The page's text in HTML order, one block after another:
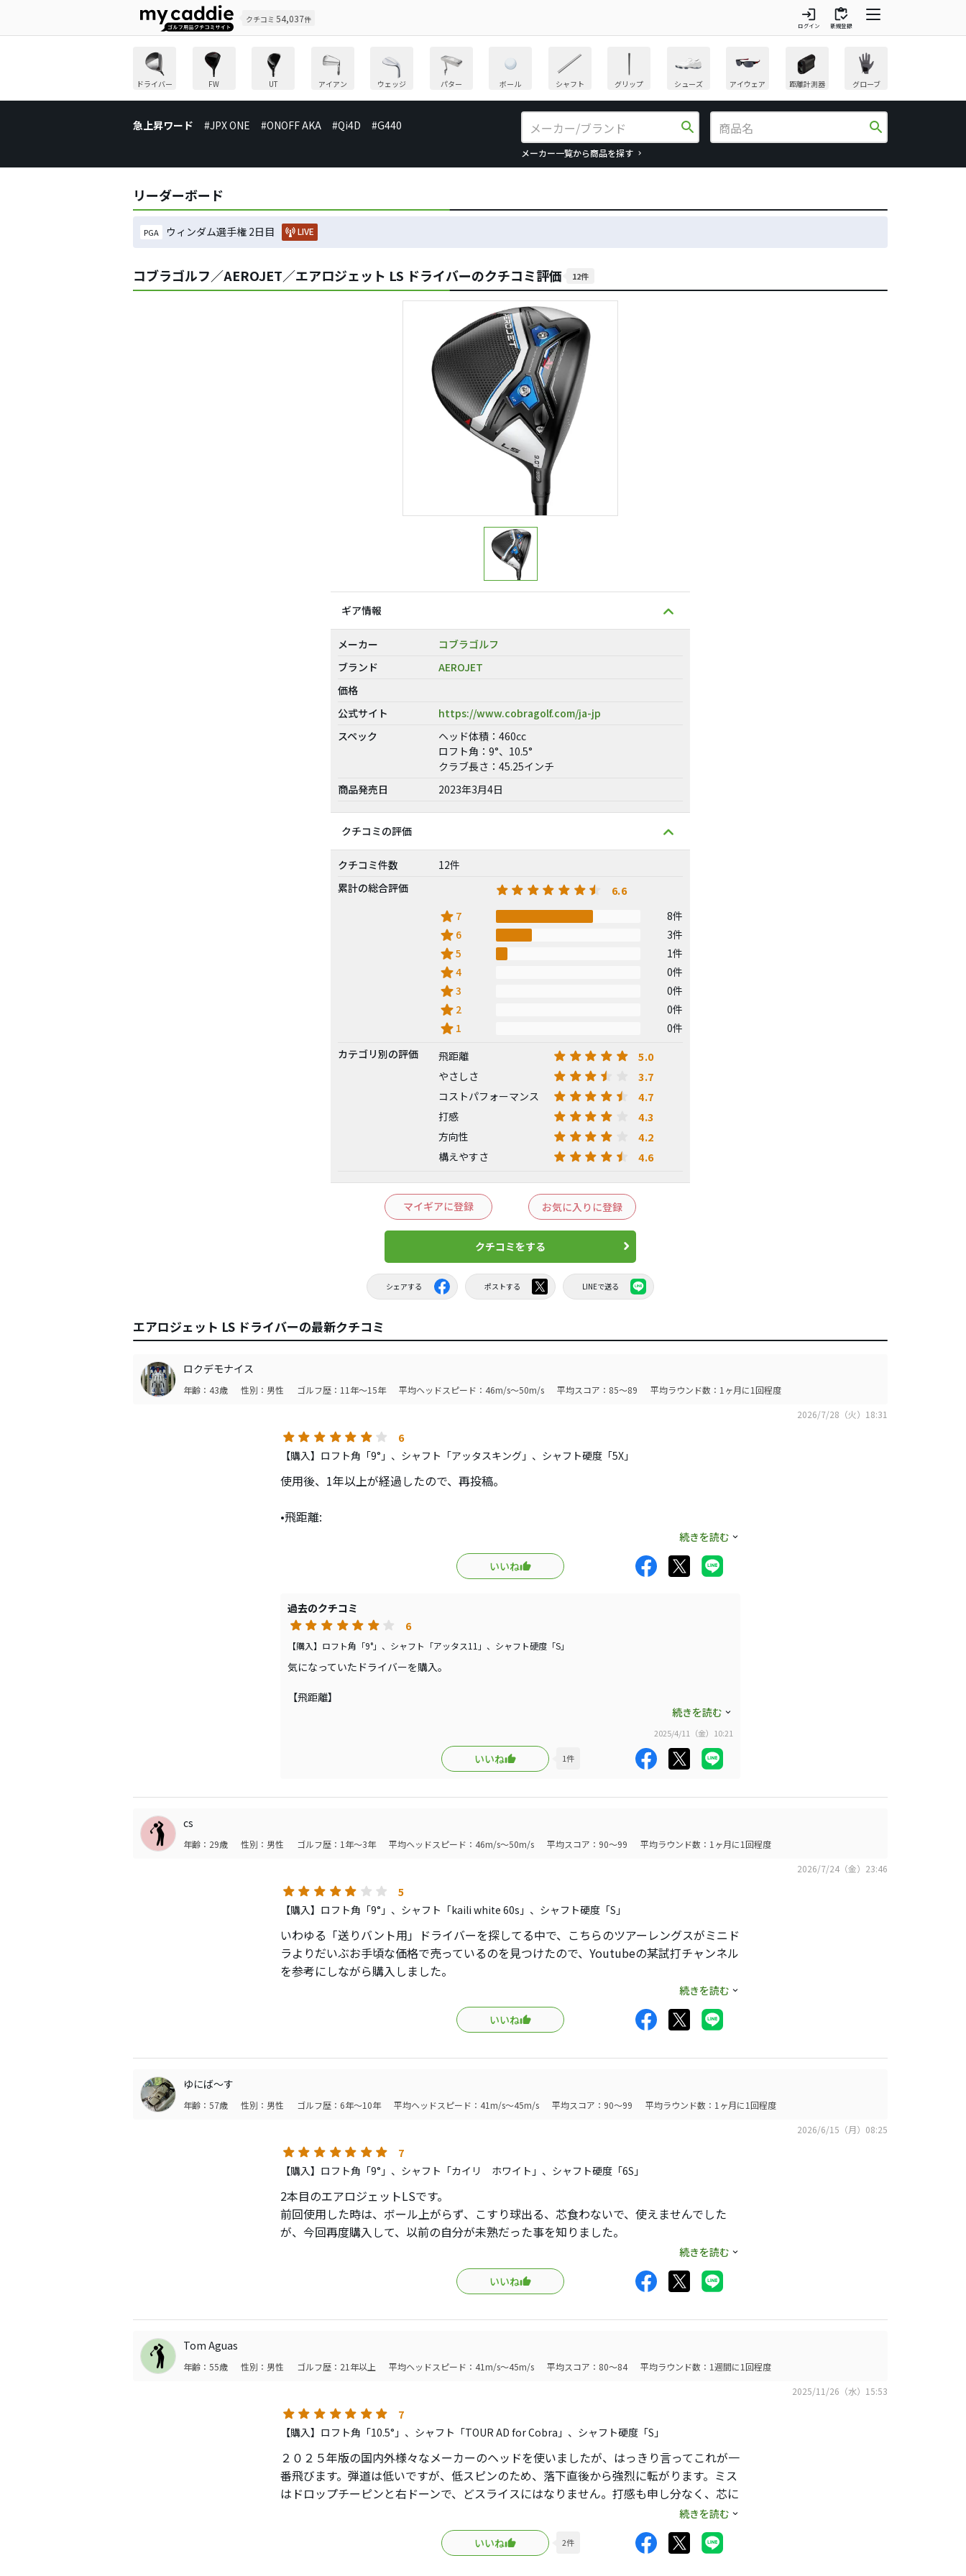
クチコミ 54,037件 login
ログイン
inventory
新規登録
ドライバー FW UT アイアン ウェッジ パター ボール シャフト グリップ シューズ アイウェア 距離計測器 グローブ
急上昇ワード #JPX ONE #ONOFF AKA #Qi4D #G440 search
メーカー一覧から商品を探す
search
リーダーボード
PGA ウィンダム選手権 2日目 LIVE
コブラゴルフ／AEROJET／エアロジェット LS ドライバーのクチコミ評価 12件
ギア情報
メーカー
コブラゴルフ
ブランド
AEROJET
価格
公式サイト
https://www.cobragolf.com/ja-jp
スペック
ヘッド体積：460cc
ロフト角：9°、10.5°
クラブ長さ：45.25インチ
商品発売日
2023年3月4日
クチコミの評価
クチコミ件数
12件
累計の総合評価
6.6
star 7 8件
star 6 3件
star5 1件
star4 0件
star3 0件
star 2 0件
star 1
0件
カテゴリ別の評価
飛距離 5.0
やさしさ 3.7
コストパフォーマンス 4.7
打感 4.3
方向性 4.2
構えやすさ 4.6
マイギアに登録 お気に入りに登録
クチコミをする
シェアする ポストする LINEで送る
エアロジェット LS ドライバーの最新クチコミ
ロクデモナイス
年齢：43歳 性別：男性 ゴルフ歴：11年～15年 平均ヘッドスピード：46m/s～50m/s 平均スコア：85～89
平均ラウンド数：1ヶ月に1回程度
2026/7/28（火）18:31
6
【購入】ロフト角「9°」、シャフト「アッタスキング」、シャフト硬度「5X」
使用後、1年以上が経過したので、再投稿。
•飛距離:
ロースピンなので、キャリーでというより、ラン込みで飛ぶ印象です。夏は下が硬いの
で、どこまでも転がっていきます。
打ち出し角、打ち出し方向はもちろんのことですが、私の場合は球を持ち上げてくれるシ
•やさしさ
購入時にウエイトが3gと13gで球が浮かずに苦労しましたが、11gの別売りウエイトを購
入して、ヒール側に設置した所、それなりに浮いてキャリーが出るようになりました。当
私はヘッドだけで12,000円でした。
•方向性
•構えやすさ
違和感は感じません。
スピン量が多い方は一度使って欲しいドライバーです。
価格も安いので、手は出しやすいと思います。
続きを読む
いいね
過去のクチコミ
6
【購入】ロフト角「9°」、シャフト「アッタス11」、シャフト硬度「S」
気になっていたドライバーを購入。
【飛距離】
上がりやすさ、捕まりやすさをやさしさとするとやさしくはないです。
スピン過多に悩んでる方はドンピシャです。
【コスパ】
気になる人は気になるかな。
スリーブをノーマルで組むと左を気にしないで済みます。ただ右にすっぽ抜けるような球も出ない
ので、方向性は素晴らしいです。
3ラウンドしてOB無しと自信を持ってオススメ出来るドライバーです。
続きを読む
2025/4/11（金）10:21
いいね 1件
cs
年齢：29歳 性別：男性 ゴルフ歴：1年～3年 平均ヘッドスピード：46m/s～50m/s 平均スコア：90～99
平均ラウンド数：1ヶ月に1回程度
2026/7/24（金）23:46
5
【購入】ロフト角「9°」、シャフト「kaili white 60s」、シャフト硬度「S」
いわゆる「送りバント用」ドライバーを探してる中で、こちらのツアーレングスがミニド
ラよりだいぶお手頃な価格で売っているのを見つけたので、Youtubeの某試打チャンネル
を参考にしながら購入しました。
あのチャンネルではツアーレングスなら扱いやすいという評価をされていましたが、私に
買ったままのスタンダードな状態ではチーピン連発だったのでウエイト位置を入れ替え、
た。
りました。
さ故だと思います。それとサイドスピンも少ないようで、打ち出した方向に真っ直ぐ飛び
ます。
シャフトはUS仕様のもので、かなりしっかりしてます。
あとはコースに出てみてどうなるかですね。
続きを読む
いいね
ゆにば〜す
年齢：57歳 性別：男性 ゴルフ歴：6年～10年 平均ヘッドスピード：41m/s～45m/s 平均スコア：90～99
平均ラウンド数：1ヶ月に1回程度
2026/6/15（月）08:25
7
【購入】ロフト角「9°」、シャフト「カイリ ホワイト」、シャフト硬度「6S」
2本目のエアロジェットLSです。
前回使用した時は、ボール上がらず、こすり球出る、芯食わないで、使えませんでした
が、今回再度購入して、以前の自分が未熟だった事を知りました。
以前より年もとり、スピードもパワーも落ちて、シャフトも前回の物より少しハードにも
関わらず、高弾道、低スピン、直進性バツグン！
コントロール性もあり、サイコーの相棒になりました。
見た目もアダプトはカッコいい！
最新が最良ではない！どころか、4世代前なのにOPTMにさえ負けてません。
中古クラブは面白い！
続きを読む
いいね
Tom Aguas
年齢：55歳 性別：男性 ゴルフ歴：21年以上 平均ヘッドスピード：41m/s～45m/s 平均スコア：80～84
平均ラウンド数：1週間に1回程度
2025/11/26（水）15:53
7
【購入】ロフト角「10.5°」、シャフト「TOUR AD for Cobra」、シャフト硬度「S」
２０２５年版の国内外様々なメーカーのヘッドを使いましたが、はっきり言ってこれが一
番飛びます。弾道は低いですが、低スピンのため、落下直後から強烈に転がります。ミス
はドロップチーピンと右ドーンで、どスライスにはなりません。打感も申し分なく、芯に
当たると、目で追えないぐらいのスピードですっ飛んでいきます。当初元調子のPD５０S
で組みましたが、試行錯誤の上、今はRF５０Sでドローを打ってます。PDの時はフェード
が打ちやすかったです。このヘッドは誰もが一回は経験してみてほしい、ニッチな名器中
続きを読む
いいね 2件